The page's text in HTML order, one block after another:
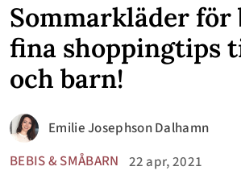
Sommarkläder för
fina shoppingtips
och barn!
BEBIS & SMÅBARN 22 apr, 2021
Emilie Josephson Dalhamn